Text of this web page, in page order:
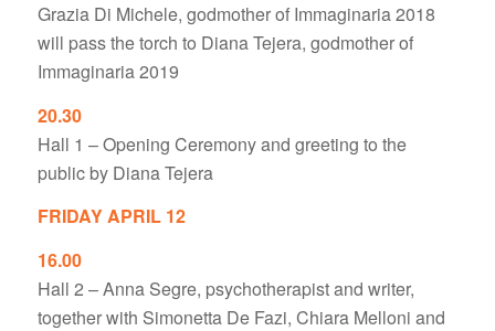
Grazia Di Michele, godmother of Immaginaria 2018
will pass the torch to Diana Tejera, godmother of
Immaginaria 2019
20.30
Hall 1 – Opening Ceremony and greeting to the
public by Diana Tejera
FRIDAY APRIL 12
16.00
Hall 2 – Anna Segre, psychotherapist and writer,
together with Simonetta De Fazi, Chiara Melloni and